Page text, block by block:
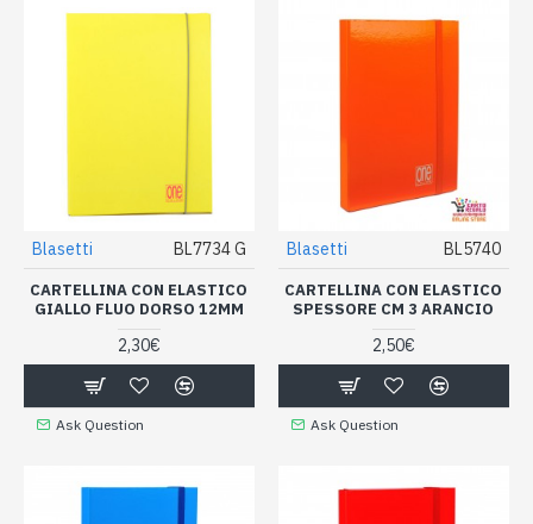
Blasetti BL7734 G
CARTELLINA CON ELASTICO
GIALLO FLUO DORSO 12MM
2,30€
Ask Question
Blasetti BL5740
CARTELLINA CON ELASTICO
SPESSORE CM 3 ARANCIO
2,50€
Ask Question